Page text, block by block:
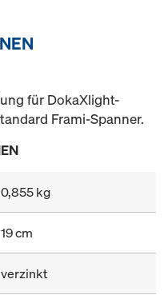
für DokaXlight-
Frami-Spanner.
0,855 kg
19 cm
verzinkt